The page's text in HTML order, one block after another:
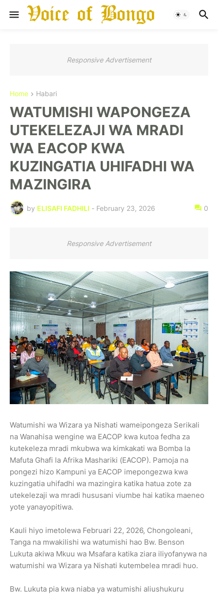
Responsive Advertisement
Home Habari
WATUMISHI WAPONGEZA
UTEKELEZAJI WA MRADI
WA EACOP KWA
KUZINGATIA UHIFADHI WA
MAZINGIRA
by ELISAFI FADHILI - February 23, 2026 0
Responsive Advertisement
Watumishi wa Wizara ya Nishati wameipongeza Serikali
na Wanahisa wengine wa EACOP kwa kutoa fedha za
kutekeleza mradi mkubwa wa kimkakati wa Bomba la
Mafuta Ghafi la Afrika Mashariki (EACOP). Pamoja na
pongezi hizo Kampuni ya EACOP imepongezwa kwa
kuzingatia uhifadhi wa mazingira katika hatua zote za
utekelezaji wa mradi hususani viumbe hai katika maeneo
yote yanayopitiwa.
Kauli hiyo imetolewa Februari 22, 2026, Chongoleani,
Tanga na mwakilishi wa watumishi hao Bw. Benson
Lukuta akiwa Mkuu wa Msafara katika ziara iliyofanywa na
watumishi wa Wizara ya Nishati kutembelea mradi huo.
Bw. Lukuta pia kwa niaba ya watumishi aliushukuru